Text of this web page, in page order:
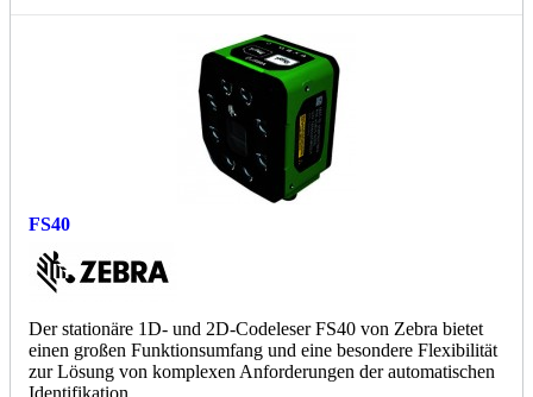
FS40
Der stationäre 1D- und 2D-Codeleser FS40 von Zebra bietet
einen großen Funktionsumfang und eine besondere Flexibilität
zur Lösung von komplexen Anforderungen der automatischen